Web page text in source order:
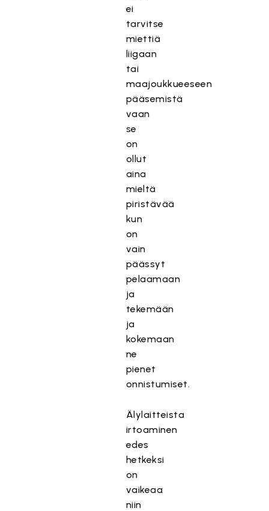
ei
tarvitse
miettiä
liigaan
tai
maajoukkueeseen
pääsemistä
vaan
se
on
ollut
aina
mieltä
piristävää
kun
on
vain
päässyt
pelaamaan
ja
tekemään
ja
kokemaan
ne
pienet
onnistumiset.
Älylaitteista
irtoaminen
edes
hetkeksi
on
vaikeaa
niin